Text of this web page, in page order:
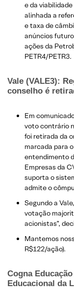
e da
alinhada a
e taxa de
anúncios
ações da
PETR4/PETR3.
Vale (VALE3):
conselho é
Em
voto contrário
foi retirada da
marcada para
entendimento
Empresas da
suporta o
admite o
Segundo a
votação
acionistas”,
Mantemos
R$122/ação).
Cogna
Educacional da